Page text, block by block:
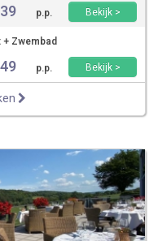
p.p.
Bekijk >
Zwembad
p.p. Bekijk >